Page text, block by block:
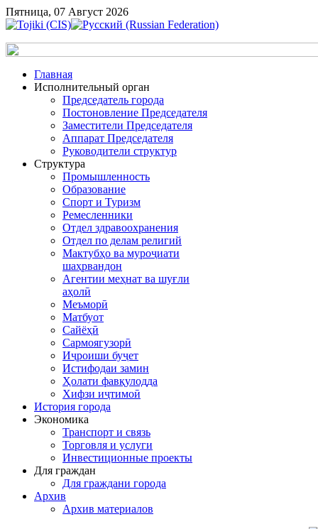
Пятница, 07 Август 2026
Главная
Исполнительный орган
Председатель города
Постоновление Председателя
Заместители Председателя
Аппарат Председателя
Руководители структур
Структура
Промышленность
Образование
Спорт и Туризм
Ремесленники
Отдел здравоохранения
Отдел по делам религий
Мактубҳо ва муроҷиати
шаҳрвандон
Агентии меҳнат ва шуғли
аҳолӣ
Меъморӣ
Матбуот
Сайёҳӣ
Сармоягузорӣ
Иҷроиши буҷет
Истифодаи замин
Ҳолати фавқулодда
Хифзи иҷтимоӣ
История города
Экономика
Транспорт и связь
Торговля и услуги
Инвестиционные проекты
Для граждан
Для граждани города
Архив
Архив материалов